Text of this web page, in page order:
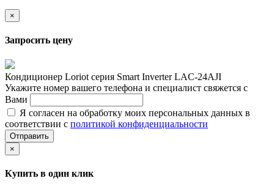
×
Запросить цену
Кондиционер Loriot cерия Smart Inverter LAC-24AJI
Укажите номер вашего телефона и специалист свяжется с
Вами
Я согласен на обработку моих персональных данных в
соответствии с политикой конфиденциальности
Отправить
×
Купить в один клик